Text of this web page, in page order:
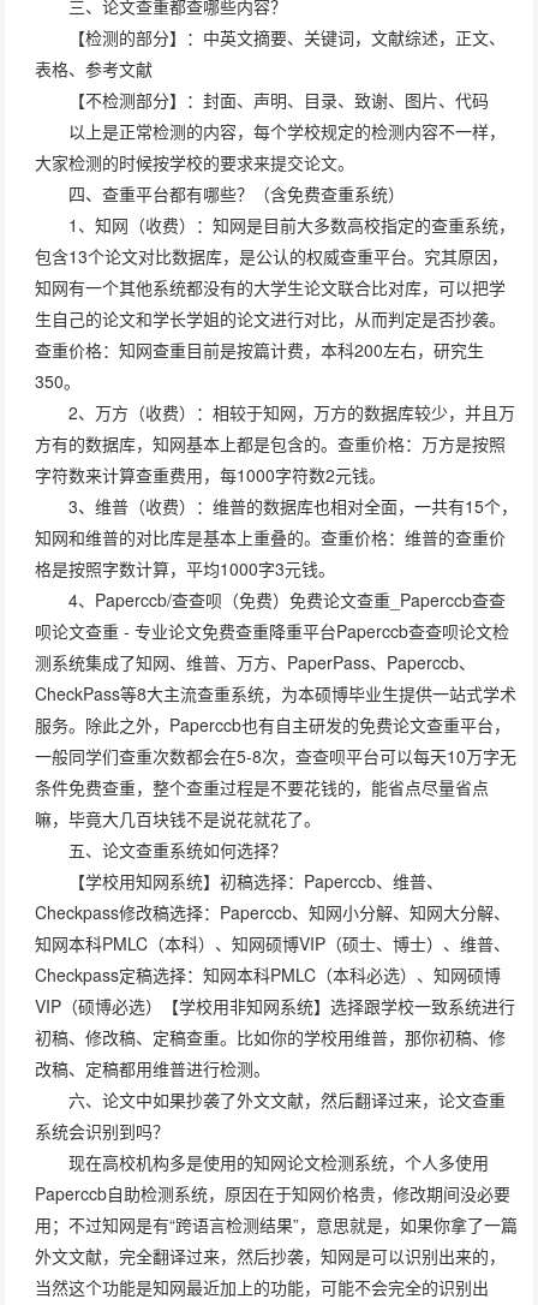
三、论文查重都查哪些内容？
【检测的部分】：中英文摘要、关键词，文献综述，正文、
表格、参考文献
【不检测部分】：封面、声明、目录、致谢、图片、代码
以上是正常检测的内容，每个学校规定的检测内容不一样，
大家检测的时候按学校的要求来提交论文。
四、查重平台都有哪些？（含免费查重系统）
1、知网（收费）：知网是目前大多数高校指定的查重系统，
包含13个论文对比数据库，是公认的权威查重平台。究其原因，
知网有一个其他系统都没有的大学生论文联合比对库，可以把学
生自己的论文和学长学姐的论文进行对比，从而判定是否抄袭。
查重价格：知网查重目前是按篇计费，本科200左右，研究生
350。
2、万方（收费）：相较于知网，万方的数据库较少，并且万
方有的数据库，知网基本上都是包含的。查重价格：万方是按照
字符数来计算查重费用，每1000字符数2元钱。
3、维普（收费）：维普的数据库也相对全面，一共有15个，
知网和维普的对比库是基本上重叠的。查重价格：维普的查重价
格是按照字数计算，平均1000字3元钱。
4、Paperccb/查查呗（免费）免费论文查重_Paperccb查查
呗论文查重 - 专业论文免费查重降重平台Paperccb查查呗论文检
测系统集成了知网、维普、万方、PaperPass、Paperccb、
CheckPass等8大主流查重系统，为本硕博毕业生提供一站式学术
服务。除此之外，Paperccb也有自主研发的免费论文查重平台，
一般同学们查重次数都会在5-8次，查查呗平台可以每天10万字无
条件免费查重，整个查重过程是不要花钱的，能省点尽量省点
嘛，毕竟大几百块钱不是说花就花了。
五、论文查重系统如何选择？
【学校用知网系统】初稿选择：Paperccb、维普、
Checkpass修改稿选择：Paperccb、知网小分解、知网大分解、
知网本科PMLC（本科）、知网硕博VIP（硕士、博士）、维普、
Checkpass定稿选择：知网本科PMLC（本科必选）、知网硕博
VIP（硕博必选）【学校用非知网系统】选择跟学校一致系统进行
初稿、修改稿、定稿查重。比如你的学校用维普，那你初稿、修
改稿、定稿都用维普进行检测。
六、论文中如果抄袭了外文文献，然后翻译过来，论文查重
系统会识别到吗？
现在高校机构多是使用的知网论文检测系统，个人多使用
Paperccb自助检测系统，原因在于知网价格贵，修改期间没必要
用；不过知网是有“跨语言检测结果”，意思就是，如果你拿了一篇
外文文献，完全翻译过来，然后抄袭，知网是可以识别出来的，
当然这个功能是知网最近加上的功能，可能不会完全的识别出